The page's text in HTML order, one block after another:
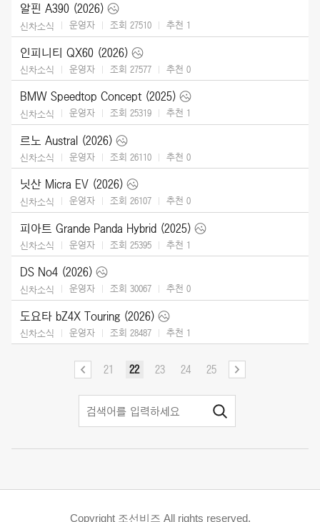
알핀 A390 (2026)
신차소식 운영자 조회 27510 추천 1
인피니티 QX60 (2026)
신차소식 운영자 조회 27577 추천 0
BMW Speedtop Concept (2025)
신차소식 운영자 조회 25319 추천 1
르노 Austral (2026)
신차소식 운영자 조회 26110 추천 0
닛산 Micra EV (2026)
신차소식 운영자 조회 26107 추천 0
피아트 Grande Panda Hybrid (2025)
신차소식 운영자 조회 25395 추천 1
DS No4 (2026)
신차소식 운영자 조회 30067 추천 0
도요타 bZ4X Touring (2026)
신차소식 운영자 조회 28487 추천 1
21 22 23 24 25
Copyright 조선비즈 All rights reserved.